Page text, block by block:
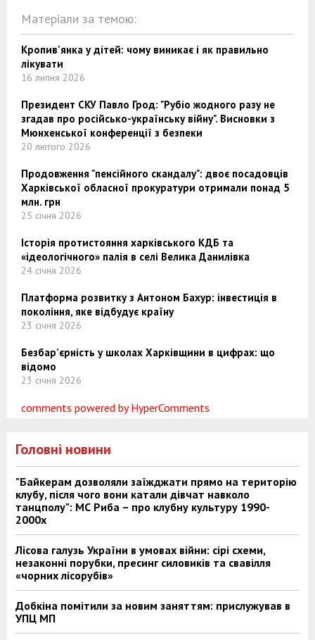
Матеріали за темою:
Кропив'янка у дітей: чому виникає і як правильно
лікувати
16 липня 2026
Президент СКУ Павло Грод: "Рубіо жодного разу не
згадав про російсько-українську війну". Висновки з
Мюнхенської конференції з безпеки
20 лютого 2026
Продовження "пенсійного скандалу": двоє посадовців
Харківської обласної прокуратури отримали понад 5
млн. грн
25 січня 2026
Історія протистояння харківського КДБ та
«ідеологічного» палія в селі Велика Данилівка
24 січня 2026
Платформа розвитку з Антоном Бахур: інвестиція в
покоління, яке відбудує країну
23 січня 2026
Безбар’єрність у школах Харківщини в цифрах: що
відомо
23 січня 2026
comments powered by HyperComments
Головні новини
"Байкерам дозволяли заїжджати прямо на територію
клубу, після чого вони катали дівчат навколо
танцполу": МС Риба – про клубну культуру 1990-
2000х
Лісова галузь України в умовах війни: сірі схеми,
незаконні порубки, пресинг силовиків та свавілля
«чорних лісорубів»
Добкіна помітили за новим заняттям: прислужував в
УПЦ МП